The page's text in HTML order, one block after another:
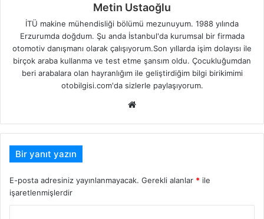
Metin Ustaoğlu
İTÜ makine mühendisliği bölümü mezunuyum. 1988 yılında
Erzurumda doğdum. Şu anda İstanbul'da kurumsal bir firmada
otomotiv danışmanı olarak çalışıyorum.Son yıllarda işim dolayısı ile
birçok araba kullanma ve test etme şansım oldu. Çocukluğumdan
beri arabalara olan hayranlığım ile geliştirdiğim bilgi birikimimi
otobilgisi.com'da sizlerle paylaşıyorum.
Web
Bir yanıt yazın
E-posta adresiniz yayınlanmayacak. Gerekli alanlar * ile
işaretlenmişlerdir